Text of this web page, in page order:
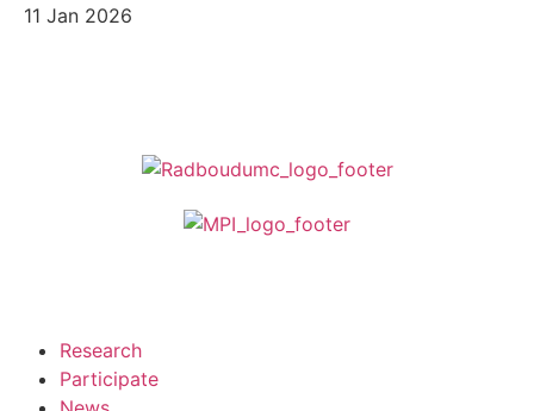
11 Jan 2026
Research
Participate